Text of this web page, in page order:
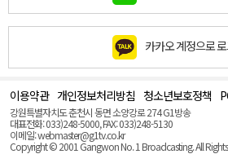
카카오 계정으로
이용약관 개인정보처리방침 청소년보호정책
강원특별자치도 춘천시 동면 소양강로 274 G1방송
대표전화: 033)248-5000, FAX: 033)248-5130
이메일: webmaster@g1tv.co.kr
Copyright © 2001 Gangwon No. 1 Broadcasting. All Rights